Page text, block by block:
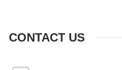
CONTACT US